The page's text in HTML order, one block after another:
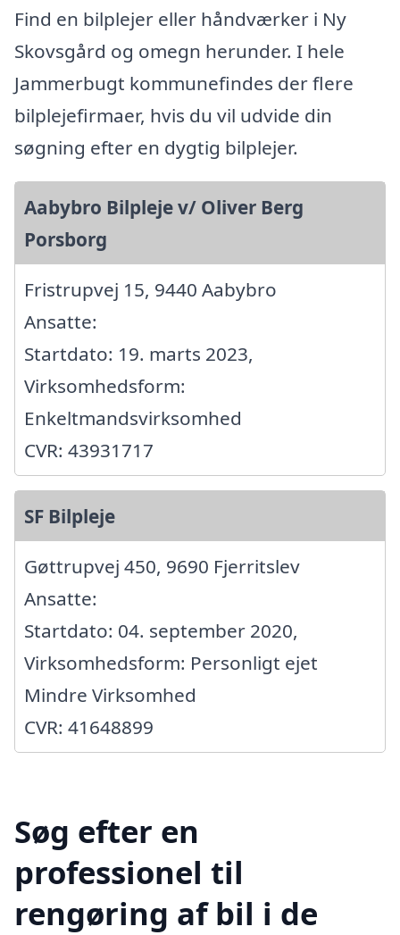
Find en bilplejer eller håndværker i Ny
Skovsgård og omegn herunder. I hele
Jammerbugt kommunefindes der flere
bilplejefirmaer, hvis du vil udvide din
søgning efter en dygtig bilplejer.
Aabybro Bilpleje v/ Oliver Berg
Porsborg
Fristrupvej 15, 9440 Aabybro
Ansatte:
Startdato: 19. marts 2023,
Virksomhedsform:
Enkeltmandsvirksomhed
CVR: 43931717
SF Bilpleje
Gøttrupvej 450, 9690 Fjerritslev
Ansatte:
Startdato: 04. september 2020,
Virksomhedsform: Personligt ejet
Mindre Virksomhed
CVR: 41648899
Søg efter en
professionel til
rengøring af bil i de